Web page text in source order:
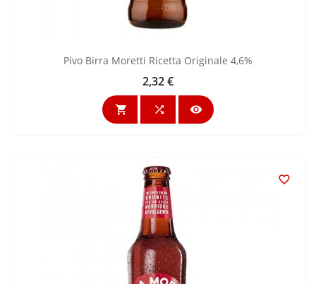
Pivo Birra Moretti Ricetta Originale 4,6%
Cijena
2,32 €
  
